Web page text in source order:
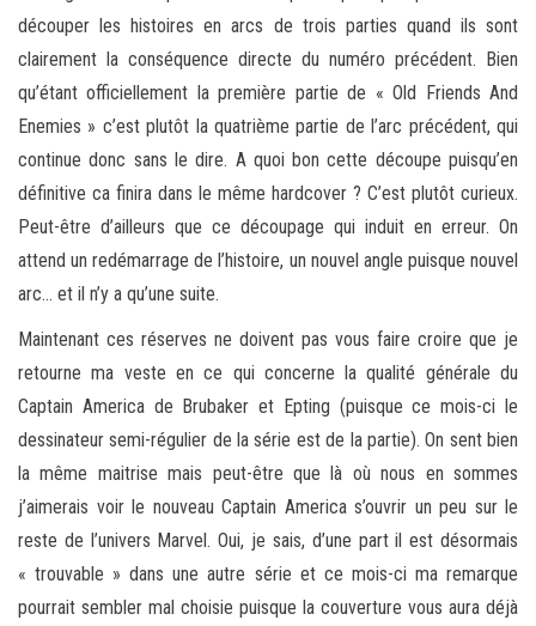
découper les histoires en arcs de trois parties quand ils sont
clairement la conséquence directe du numéro précédent. Bien
qu’étant officiellement la première partie de « Old Friends And
Enemies » c’est plutôt la quatrième partie de l’arc précédent, qui
continue donc sans le dire. A quoi bon cette découpe puisqu’en
définitive ca finira dans le même hardcover ? C’est plutôt curieux.
Peut-être d’ailleurs que ce découpage qui induit en erreur. On
attend un redémarrage de l’histoire, un nouvel angle puisque nouvel
arc… et il n’y a qu’une suite.
Maintenant ces réserves ne doivent pas vous faire croire que je
retourne ma veste en ce qui concerne la qualité générale du
Captain America de Brubaker et Epting (puisque ce mois-ci le
dessinateur semi-régulier de la série est de la partie). On sent bien
la même maitrise mais peut-être que là où nous en sommes
j’aimerais voir le nouveau Captain America s’ouvrir un peu sur le
reste de l’univers Marvel. Oui, je sais, d’une part il est désormais
« trouvable » dans une autre série et ce mois-ci ma remarque
pourrait sembler mal choisie puisque la couverture vous aura déjà